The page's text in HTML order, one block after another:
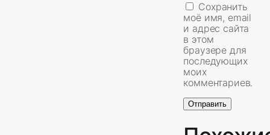
Сохранить
моё имя, email
и адрес сайта
в этом
браузере для
последующих
моих
комментариев.